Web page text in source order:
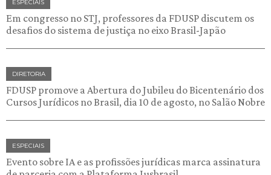
ESPECIAIS
Em congresso no STJ, professores da FDUSP discutem os
desafios do sistema de justiça no eixo Brasil-Japão
DIRETORIA
FDUSP promove a Abertura do Jubileu do Bicentenário dos
Cursos Jurídicos no Brasil, dia 10 de agosto, no Salão Nobre
ESPECIAIS
Evento sobre IA e as profissões jurídicas marca assinatura